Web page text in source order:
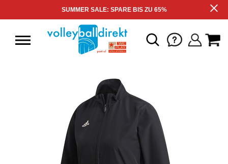
SUMMER SALE: SPARE BIS ZU 65%